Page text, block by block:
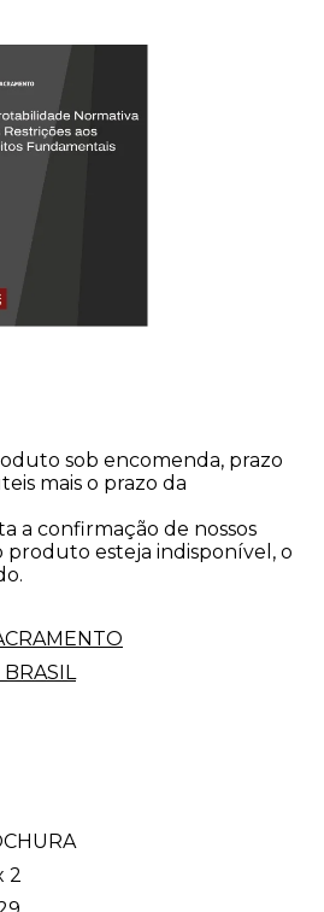
sob encomenda, prazo
mais o prazo da
a confirmação de nossos
produto esteja indisponível, o
2